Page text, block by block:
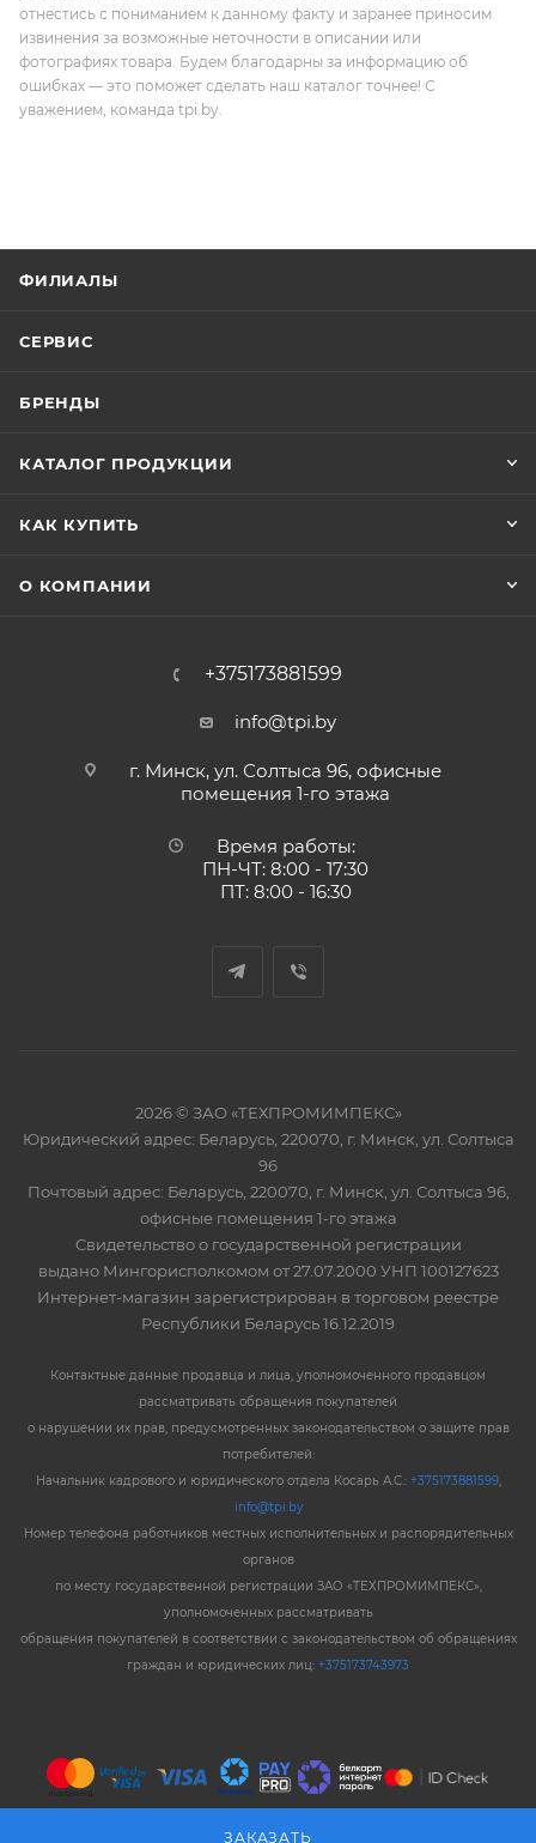
ЗАКАЗАТЬ
отнестись с пониманием к данному факту и заранее приносим
извинения за возможные неточности в описании или
фотографиях товара. Будем благодарны за информацию об
ошибках — это поможет сделать наш каталог точнее! С
уважением, команда tpi.by.
ФИЛИАЛЫ
СЕРВИС
БРЕНДЫ
КАТАЛОГ ПРОДУКЦИИ
КАК КУПИТЬ
О КОМПАНИИ
+375173881599
info@tpi.by
г. Минск, ул. Солтыса 96, офисные
помещения 1-го этажа
Время работы:
ПН-ЧТ: 8:00 - 17:30
ПТ: 8:00 - 16:30
2026 © ЗАО «ТЕХПРОМИМПЕКС»
Юридический адрес: Беларусь, 220070, г. Минск, ул. Солтыса
96
Почтовый адрес: Беларусь, 220070, г. Минск, ул. Солтыса 96,
офисные помещения 1-го этажа
Свидетельство о государственной регистрации
выдано Мингорисполкомом от 27.07.2000 УНП 100127623
Интернет-магазин зарегистрирован в торговом реестре
Республики Беларусь 16.12.2019
Контактные данные продавца и лица, уполномоченного продавцом
рассматривать обращения покупателей
о нарушении их прав, предусмотренных законодательством о защите прав
потребителей:
Начальник кадрового и юридического отдела Косарь А.С.: +375173881599,
info@tpi.by
Номер телефона работников местных исполнительных и распорядительных
органов
по месту государственной регистрации ЗАО «ТЕХПРОМИМПЕКС»,
уполномоченных рассматривать
обращения покупателей в соответствии с законодательством об обращениях
граждан и юридических лиц: +375173743973